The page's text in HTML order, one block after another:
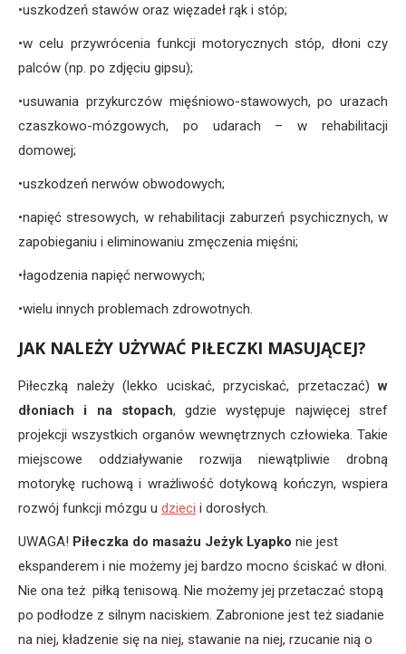
•uszkodzeń stawów oraz więzadeł rąk i stóp;
•w celu przywrócenia funkcji motorycznych stóp, dłoni czy
palców (np. po zdjęciu gipsu);
•usuwania przykurczów mięśniowo-stawowych, po urazach
czaszkowo-mózgowych, po udarach – w rehabilitacji
domowej;
•uszkodzeń nerwów obwodowych;
•napięć stresowych, w rehabilitacji zaburzeń psychicznych, w
zapobieganiu i eliminowaniu zmęczenia mięśni;
•łagodzenia napięć nerwowych;
•wielu innych problemach zdrowotnych.
JAK NALEŻY UŻYWAĆ PIŁECZKI MASUJĄCEJ?
Piłeczką należy (lekko uciskać, przyciskać, przetaczać)w
dłoniach i na stopach, gdzie występuje najwięcej stref
projekcji wszystkich organów wewnętrznych człowieka. Takie
miejscowe oddziaływanie rozwija niewątpliwie drobną
motorykę ruchową i wrażliwość dotykową kończyn, wspiera
rozwój funkcji mózgu u dzieci i dorosłych.
UWAGA! Piłeczka do masażu Jeżyk Lyapko nie jest
ekspanderem i nie możemy jej bardzo mocno ściskać w dłoni.
Nie ona też piłką tenisową. Nie możemy jej przetaczać stopą
po podłodze z silnym naciskiem. Zabronione jest też siadanie
na niej, kładzenie się na niej, stawanie na niej, rzucanie nią o